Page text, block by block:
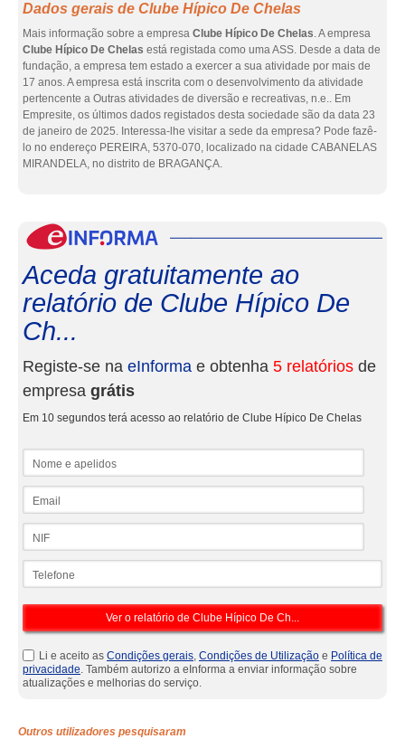
Dados gerais de Clube Hípico De Chelas
Mais informação sobre a empresa Clube Hípico De Chelas. A empresa
Clube Hípico De Chelas está registada como uma ASS. Desde a data de
fundação, a empresa tem estado a exercer a sua atividade por mais de
17 anos. A empresa está inscrita com o desenvolvimento da atividade
pertencente a Outras atividades de diversão e recreativas, n.e.. Em
Empresite, os últimos dados registados desta sociedade são da data 23
de janeiro de 2025. Interessa-lhe visitar a sede da empresa? Pode fazê-
lo no endereço PEREIRA, 5370-070, localizado na cidade CABANELAS
MIRANDELA, no distrito de BRAGANÇA.
Aceda gratuitamente ao
relatório de Clube Hípico De
Ch...
Registe-se na eInforma e obtenha 5 relatórios de
empresa grátis
Em 10 segundos terá acesso ao relatório de Clube Hípico De Chelas
Li e aceito as Condições gerais, Condições de Utilização e Política de
privacidade. Também autorizo a eInforma a enviar informação sobre
atualizações e melhorias do serviço.
Outros utilizadores pesquisaram